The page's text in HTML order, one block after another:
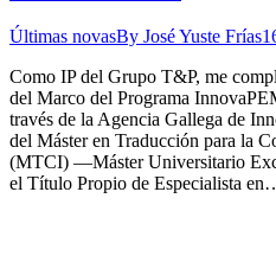
Últimas novasBy José Yuste Frías
Como IP del Grupo T&P, me
del Marco del Programa
través de la Agencia Gallega de
del Máster en Traducción para la
(MTCI) —Máster Universitario
el Título Propio de Especialista